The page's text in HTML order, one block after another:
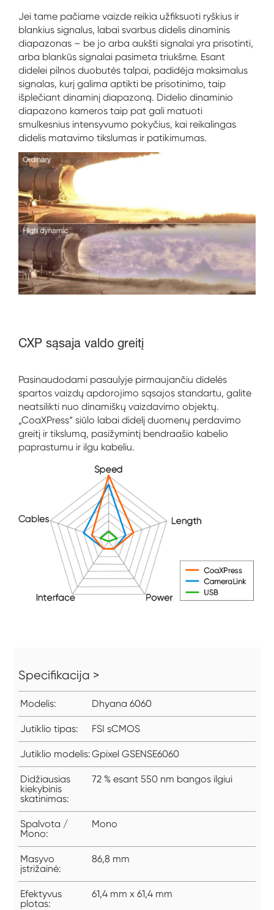
Jei tame pačiame vaizde reikia užfiksuoti ryškius ir
blankius signalus, labai svarbus didelis dinaminis
diapazonas – be jo arba aukšti signalai yra prisotinti,
arba blankūs signalai pasimeta triukšme. Esant
didelei pilnos duobutės talpai, padidėja maksimalus
signalas, kurį galima aptikti be prisotinimo, taip
išplečiant dinaminį diapazoną. Didelio dinaminio
diapazono kameros taip pat gali matuoti
smulkesnius intensyvumo pokyčius, kai reikalingas
didelis matavimo tikslumas ir patikimumas.
CXP sąsaja valdo greitį
Pasinaudodami pasaulyje pirmaujančiu didelės
spartos vaizdų apdorojimo sąsajos standartu, galite
neatsilikti nuo dinamiškų vaizdavimo objektų.
„CoaXPress“ siūlo labai didelį duomenų perdavimo
greitį ir tikslumą, pasižymintį bendraašio kabelio
paprastumu ir ilgu kabeliu.
Specifikacija >
Modelis: Dhyana 6060
Jutiklio tipas: FSI sCMOS
Jutiklio modelis:Gpixel GSENSE6060
Didžiausias
kiekybinis
skatinimas:
72 % esant 550 nm bangos ilgiui
Spalvota /
Mono:
Mono
Masyvo
įstrižainė:
86,8 mm
Efektyvus
plotas:
61,4 mm x 61,4 mm